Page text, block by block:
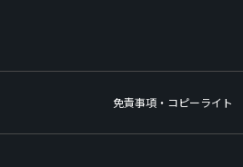
免責事項・コピーライト